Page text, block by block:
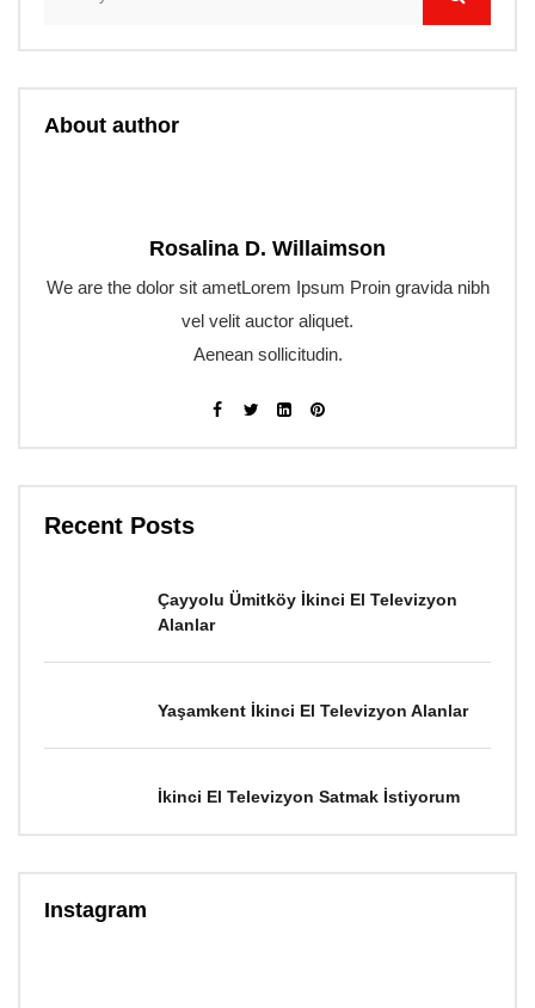
About author
Rosalina D. Willaimson
We are the dolor sit ametLorem Ipsum Proin gravida nibh
vel velit auctor aliquet.
Aenean sollicitudin.
Recent Posts
Çayyolu Ümitköy İkinci El Televizyon
Alanlar
Yaşamkent İkinci El Televizyon Alanlar
İkinci El Televizyon Satmak İstiyorum
Instagram